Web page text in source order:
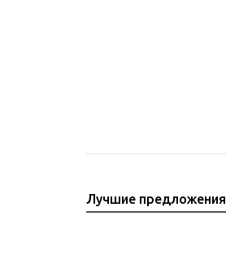
Лучшие предложения